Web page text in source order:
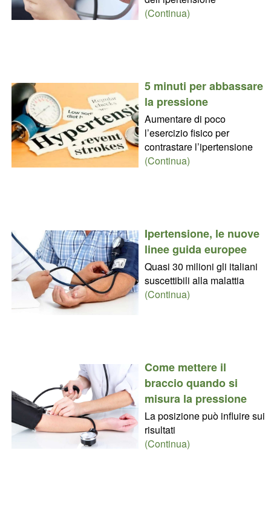
(Continua)
5 minuti per abbassare
la pressione
Aumentare di poco
l’esercizio fisico per
contrastare l’ipertensione
(Continua)
Ipertensione, le nuove
linee guida europee
Quasi 30 milioni gli italiani
suscettibili alla malattia
(Continua)
Come mettere il
braccio quando si
misura la pressione
La posizione può influire sui
risultati
(Continua)